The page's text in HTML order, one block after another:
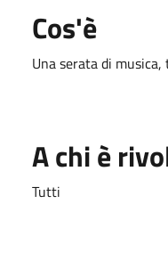
Cos'è
Una serata di
A chi è
Tutti